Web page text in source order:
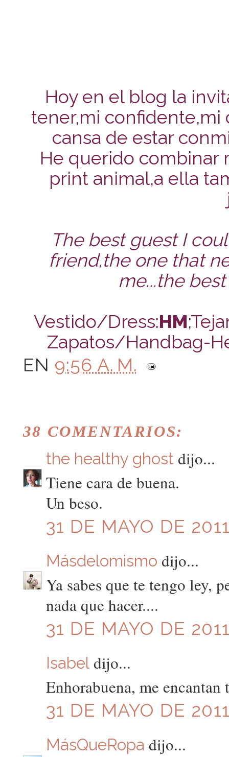
Hoy en el blog la
tener,mi confidente,mi
cansa de estar
He querido combinar
print animal,a ella
The best guest I
friend,the one that
me...the
Vestido/Dress:HM
Zapatos/Handbag-
EN 9:56 A. M.
38 COMENTARIOS:
the healthy ghost dijo...
Tiene cara de buena.
Un beso.
31 DE MAYO DE
Másdelomismo dijo...
Ya sabes que te tengo ley,
nada que hacer....
31 DE MAYO DE
Isabeldijo...
Enhorabuena, me
31 DE MAYO DE
MásQueRopa dijo...